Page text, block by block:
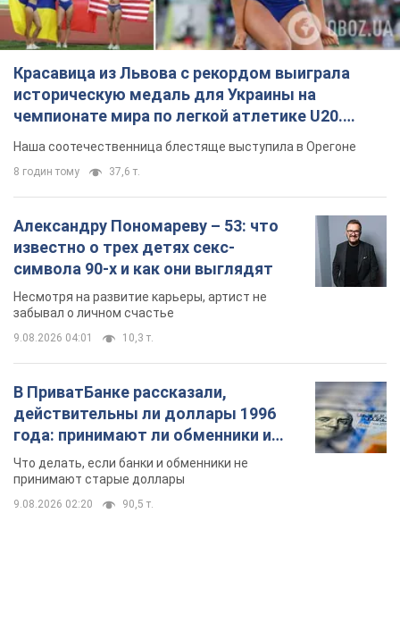
Красавица из Львова с рекордом выиграла
историческую медаль для Украины на
чемпионате мира по легкой атлетике U20.
Видео
Наша соотечественница блестяще выступила в Орегоне
8 годин тому 37,6 т.
Александру Пономареву – 53: что
известно о трех детях секс-
символа 90-х и как они выглядят
Несмотря на развитие карьеры, артист не
забывал о личном счастье
9.08.2026 04:01 10,3 т.
В ПриватБанке рассказали,
действительны ли доллары 1996
года: принимают ли обменники и
банки такие купюры
Что делать, если банки и обменники не
принимают старые доллары
9.08.2026 02:20 90,5 т.